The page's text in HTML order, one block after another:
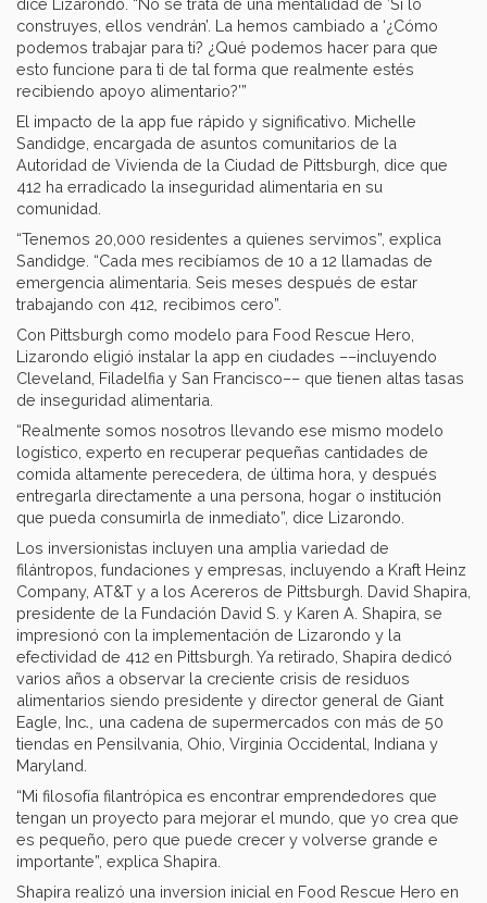
dice Lizarondo. “No se trata de una mentalidad de ’Si lo
construyes, ellos vendrán’. La hemos cambiado a ‘¿Cómo
podemos trabajar para ti? ¿Qué podemos hacer para que
esto funcione para ti de tal forma que realmente estés
recibiendo apoyo alimentario?’”
El impacto de la app fue rápido y significativo. Michelle
Sandidge, encargada de asuntos comunitarios de la
Autoridad de Vivienda de la Ciudad de Pittsburgh, dice que
412 ha erradicado la inseguridad alimentaria en su
comunidad.
“Tenemos 20,000 residentes a quienes servimos”, explica
Sandidge. “Cada mes recibíamos de 10 a 12 llamadas de
emergencia alimentaria. Seis meses después de estar
trabajando con 412, recibimos cero”.
Con Pittsburgh como modelo para Food Rescue Hero,
Lizarondo eligió instalar la app en ciudades ––incluyendo
Cleveland, Filadelfia y San Francisco–– que tienen altas tasas
de inseguridad alimentaria.
“Realmente somos nosotros llevando ese mismo modelo
logístico, experto en recuperar pequeñas cantidades de
comida altamente perecedera, de última hora, y después
entregarla directamente a una persona, hogar o institución
que pueda consumirla de inmediato”, dice Lizarondo.
Los inversionistas incluyen una amplia variedad de
filántropos, fundaciones y empresas, incluyendo a Kraft Heinz
Company, AT&T y a los Acereros de Pittsburgh. David Shapira,
presidente de la Fundación David S. y Karen A. Shapira, se
impresionó con la implementación de Lizarondo y la
efectividad de 412 en Pittsburgh. Ya retirado, Shapira dedicó
varios años a observar la creciente crisis de residuos
alimentarios siendo presidente y director general de Giant
Eagle, Inc., una cadena de supermercados con más de 50
tiendas en Pensilvania, Ohio, Virginia Occidental, Indiana y
Maryland.
“Mi filosofía filantrópica es encontrar emprendedores que
tengan un proyecto para mejorar el mundo, que yo crea que
es pequeño, pero que puede crecer y volverse grande e
importante”, explica Shapira.
Shapira realizó una inversion inicial en Food Rescue Hero en